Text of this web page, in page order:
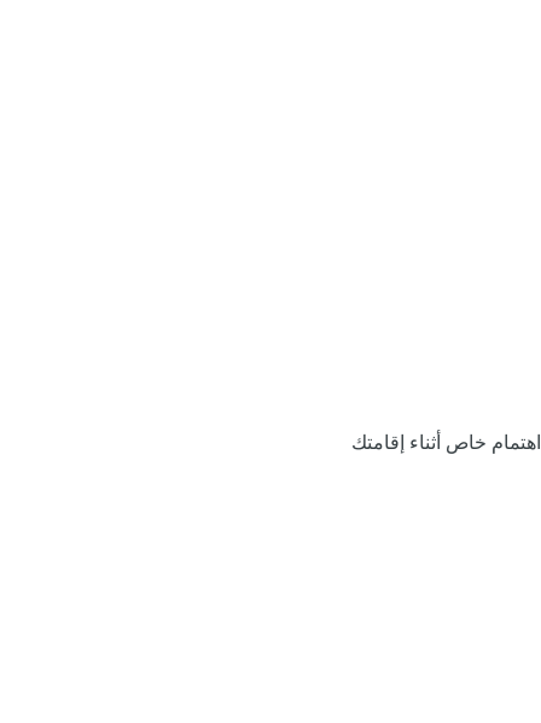
اهتمام خاص أثناء إقامتك